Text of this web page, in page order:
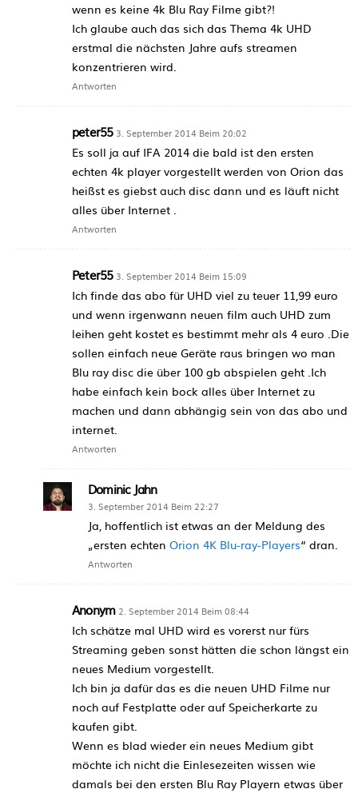
wenn es keine 4k Blu Ray Filme gibt?!
Ich glaube auch das sich das Thema 4k UHD
erstmal die nächsten Jahre aufs streamen
konzentrieren wird.
Antworten
peter55 3. September 2014 Beim 20:02
Es soll ja auf IFA 2014 die bald ist den ersten
echten 4k player vorgestellt werden von Orion das
heißst es giebst auch disc dann und es läuft nicht
alles über Internet .
Antworten
Peter55 3. September 2014 Beim 15:09
Ich finde das abo für UHD viel zu teuer 11,99 euro
und wenn irgenwann neuen film auch UHD zum
leihen geht kostet es bestimmt mehr als 4 euro .Die
sollen einfach neue Geräte raus bringen wo man
Blu ray disc die über 100 gb abspielen geht .Ich
habe einfach kein bock alles über Internet zu
machen und dann abhängig sein von das abo und
internet.
Antworten
Dominic Jahn
3. September 2014 Beim 22:27
Ja, hoffentlich ist etwas an der Meldung des
„ersten echten Orion 4K Blu-ray-Players“ dran.
Antworten
Anonym 2. September 2014 Beim 08:44
Ich schätze mal UHD wird es vorerst nur fürs
Streaming geben sonst hätten die schon längst ein
neues Medium vorgestellt.
Ich bin ja dafür das es die neuen UHD Filme nur
noch auf Festplatte oder auf Speicherkarte zu
kaufen gibt.
Wenn es blad wieder ein neues Medium gibt
möchte ich nicht die Einlesezeiten wissen wie
damals bei den ersten Blu Ray Playern etwas über